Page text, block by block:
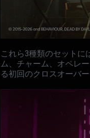
これら3種類のセットに
ム、チャーム、オペレ
る初回のクロスオーバ